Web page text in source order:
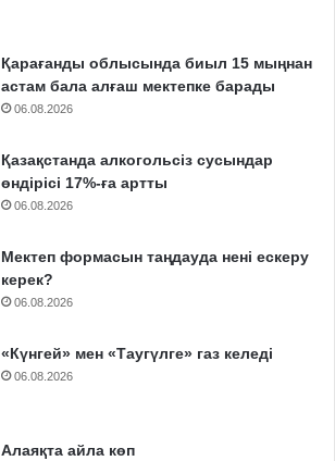
Қарағанды облысында биыл 15 мыңнан
астам бала алғаш мектепке барады
06.08.2026
Қазақстанда алкогольсіз сусындар
өндірісі 17%-ға артты
06.08.2026
Мектеп формасын таңдауда нені ескеру
керек?
06.08.2026
«Күнгей» мен «Таугүлге» газ келеді
06.08.2026
Алаяқта айла көп